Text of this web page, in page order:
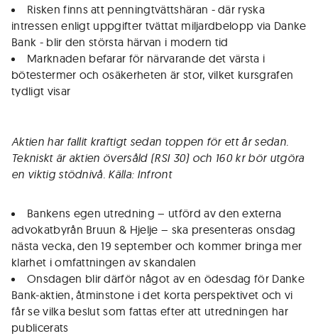
Risken finns att penningtvättshäran - där ryska
intressen enligt uppgifter tvättat miljardbelopp via Danke
Bank - blir den största härvan i modern tid
Marknaden befarar för närvarande det värsta i
bötestermer och osäkerheten är stor, vilket kursgrafen
tydligt visar
Aktien har fallit kraftigt sedan toppen för ett år sedan.
Tekniskt är aktien översåld (RSI 30) och 160 kr bör utgöra
en viktig stödnivå. Källa: Infront
Bankens egen utredning – utförd av den externa
advokatbyrån Bruun & Hjelje – ska presenteras onsdag
nästa vecka, den 19 september och kommer bringa mer
klarhet i omfattningen av skandalen
Onsdagen blir därför något av en ödesdag för Danke
Bank-aktien, åtminstone i det korta perspektivet och vi
får se vilka beslut som fattas efter att utredningen har
publicerats